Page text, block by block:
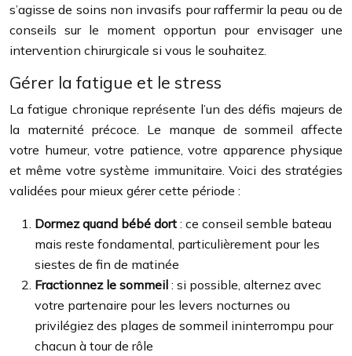
s’agisse de soins non invasifs pour raffermir la peau ou de
conseils sur le moment opportun pour envisager une
intervention chirurgicale si vous le souhaitez.
Gérer la fatigue et le stress
La fatigue chronique représente l’un des défis majeurs de
la maternité précoce. Le manque de sommeil affecte
votre humeur, votre patience, votre apparence physique
et même votre système immunitaire. Voici des stratégies
validées pour mieux gérer cette période :
Dormez quand bébé dort : ce conseil semble bateau
mais reste fondamental, particulièrement pour les
siestes de fin de matinée
Fractionnez le sommeil : si possible, alternez avec
votre partenaire pour les levers nocturnes ou
privilégiez des plages de sommeil ininterrompu pour
chacun à tour de rôle